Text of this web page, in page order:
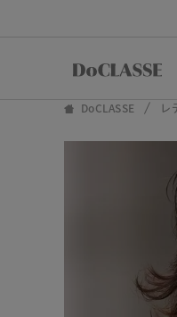
DoCLASSE レ